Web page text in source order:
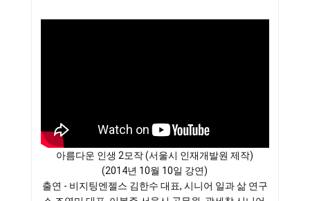
아름다운 인생 2모작 (서울시 인재개발원 제작)
(2014년 10월 10일 강연)
출연 - 비지팅엔젤스 김한수 대표, 시니어 일과 삶 연구